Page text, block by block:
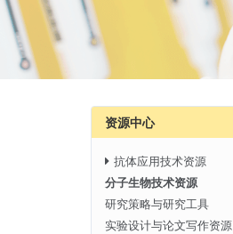
资源中心
抗体应用技术资源
分子生物技术资源
研究策略与研究工具
实验设计与论文写作资源